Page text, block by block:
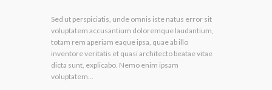
Sed ut perspiciatis, unde omnis iste natus error sit
voluptatem accusantium doloremque laudantium,
totam rem aperiam eaque ipsa, quae ab illo
inventore veritatis et quasi architecto beatae vitae
dicta sunt, explicabo. Nemo enim ipsam
voluptatem...